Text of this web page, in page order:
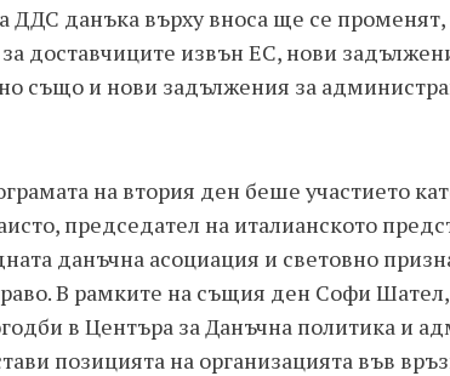
ДДС данъка върху вноса ще се
доставчиците извън ЕС, нови
също и нови задължения за
на втория ден беше участието
председател на италианското
данъчна асоциация и световно
В рамките на същия ден Софи
в Центъра за Данъчна политика и
позицията на организацията във